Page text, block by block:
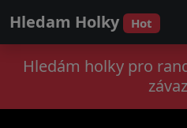
Hledam Holky Hot
Hledám holky pro